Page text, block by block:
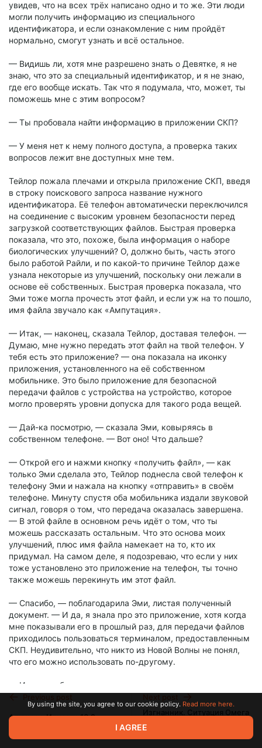
увидев, что на всех трёх написано одно и то же. Эти люди
могли получить информацию из специального
идентификатора, и если ознакомление с ним пройдёт
нормально, смогут узнать и всё остальное.
— Видишь ли, хотя мне разрешено знать о Девятке, я не
знаю, что это за специальный идентификатор, и я не знаю,
где его вообще искать. Так что я подумала, что, может, ты
поможешь мне с этим вопросом?
— Ты пробовала найти информацию в приложении СКП?
— У меня нет к нему полного доступа, а проверка таких
вопросов лежит вне доступных мне тем.
Тейлор пожала плечами и открыла приложение СКП, введя
в строку поискового запроса название нужного
идентификатора. Её телефон автоматически переключился
на соединение с высоким уровнем безопасности перед
загрузкой соответствующих файлов. Быстрая проверка
показала, что это, похоже, была информация о наборе
биологических улучшений? О, должно быть, часть этого
было работой Райли, и по какой-то причине Тейлор даже
узнала некоторые из улучшений, поскольку они лежали в
основе её собственных. Быстрая проверка показала, что
Эми тоже могла прочесть этот файл, и если уж на то пошло,
имя файла звучало как «Ампутация».
— Итак, — наконец, сказала Тейлор, доставая телефон. —
Думаю, мне нужно передать этот файл на твой телефон. У
тебя есть это приложение? — она показала на иконку
приложения, установленного на её собственном
мобильнике. Это было приложение для безопасной
передачи файлов с устройства на устройство, которое
могло проверять уровни допуска для такого рода вещей.
— Дай-ка посмотрю, — сказала Эми, ковыряясь в
собственном телефоне. — Вот оно! Что дальше?
— Открой его и нажми кнопку «получить файл», — как
только Эми сделала это, Тейлор поднесла свой телефон к
телефону Эми и нажала на кнопку «отправить» в своём
телефоне. Минуту спустя оба мобильника издали звуковой
сигнал, говоря о том, что передача оказалась завершена.
— В этой файле в основном речь идёт о том, что ты
можешь рассказать остальным. Что это основа моих
улучшений, плюс имя файла намекает на то, кто их
придумал. На самом деле, я подозреваю, что если у них
тоже установлено это приложение на телефон, ты точно
также можешь перекинуть им этот файл.
— Спасибо, — поблагодарила Эми, листая полученный
документ. — И да, я знала про это приложение, хотя когда
мне показывали его в прошлый раз, для передачи файлов
приходилось пользоваться терминалом, предоставленным
СКП. Неудивительно, что никто из Новой Волны не понял,
что его можно использовать по-другому.
— Итак, у тебя есть другие вопросы, или я могу заняться
— Только если ты расскажешь мне ещё немного про те
звуковые устройства? Это звучит забавно, особенно если
Алхимик. Илиастр 16.2
Jan 13 2024 03:00
By using the site, you agree to our cookie policy. Read more here.
I AGREE